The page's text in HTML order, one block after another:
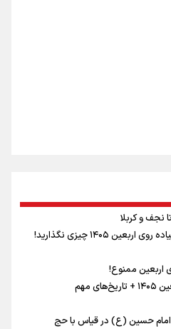
به فضای مجازی
در اندیشه رهبر شهید: از تضاد به
پیاده روی اربعین
۱۴۰۵ چیزی نگذارید!
اربعین ممنوع!
مهم
امام حسین (ع) در قیاس با حج